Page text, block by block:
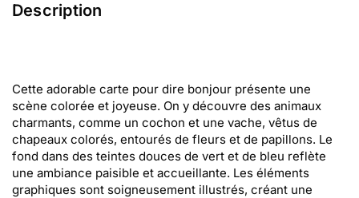
Description
Cette adorable carte pour dire bonjour présente une
scène colorée et joyeuse. On y découvre des animaux
charmants, comme un cochon et une vache, vêtus de
chapeaux colorés, entourés de fleurs et de papillons. Le
fond dans des teintes douces de vert et de bleu reflète
une ambiance paisible et accueillante. Les éléments
graphiques sont soigneusement illustrés, créant une